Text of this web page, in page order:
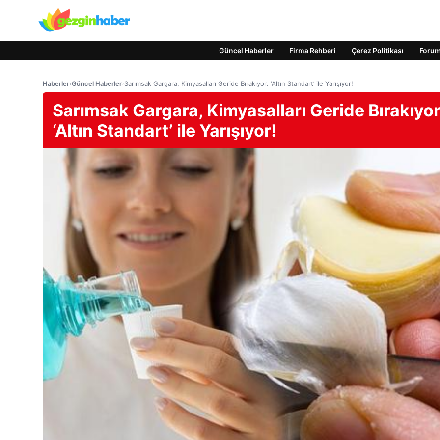
Güncel Haberler Firma Rehberi Çerez Politikası Forum
Haberler›Güncel Haberler›Sarımsak Gargara, Kimyasalları Geride Bırakıyor: ‘Altın Standart’ ile Yarışıyor!
Sarımsak Gargara, Kimyasalları Geride
‘Altın Standart’ ile Yarışıyor!